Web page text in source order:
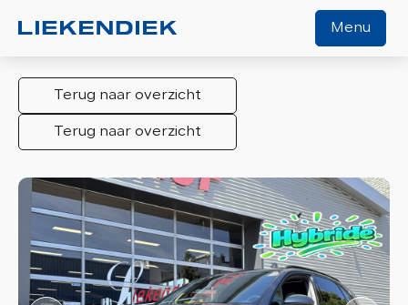
Menu
Home
Aanbod
Werkplaats
Over ons
Verkocht
Contact
Terug naar overzicht
Terug naar overzicht